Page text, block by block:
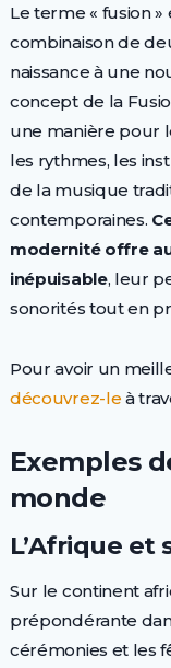
Le terme « fusion
combinaison de
naissance à une
concept de la
une manière pour
les rythmes, les
de la musique
contemporaines.
modernité offre
inépuisable, leur
sonorités tout en
Pour avoir un
découvrez-le à
Exemples
monde
L’Afrique et
Sur le continent
prépondérante
cérémonies et les